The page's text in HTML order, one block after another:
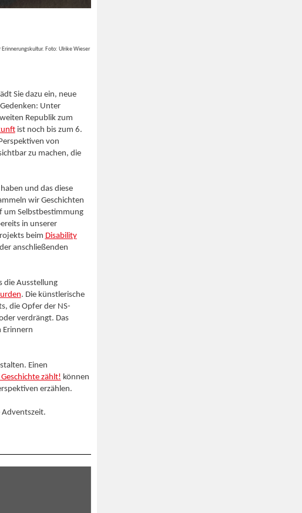
Foto: Ulrike Wieser
Sie dazu ein, neue
Unter
Republik zum
ist noch bis zum 6.
von
zu machen, die
und das diese
wir Geschichten
um Selbstbestimmung
in unserer
beim Disability
anschließenden
die Ausstellung
. Die künstlerische
die Opfer der NS-
verdrängt. Das
Erinnern
Einen
Geschichte zählt! können
erzählen.